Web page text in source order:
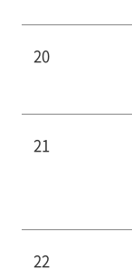
20
21
22